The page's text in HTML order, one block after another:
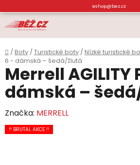
na
obsah
eshop@bez.cz
Domů
/ Boty / Turistické boty / Nízké turistické
6 - dámská – šedá/žlutá
Merrell AGILITY
dámská –
Značka: MERRELL
!! BRUTAL AKCE !!